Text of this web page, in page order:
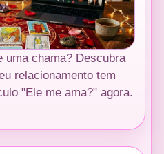
uma chama? Descubra
relacionamento tem
"Ele me ama?" agora.